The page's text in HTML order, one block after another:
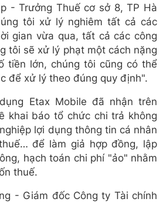
- Trưởng Thuế cơ sở 8, TP Hà
tôi xử lý nghiêm tất cả các
gian vừa qua, tất cả các công
tôi sẽ xử lý phạt một cách nặng
tiền lớn, chúng tôi cũng có thể
để xử lý theo đúng quy định".
Etax Mobile đã nhận trên
khai báo tổ chức chi trả không
lợi dụng thông tin cá nhân
để làm giả hợp đồng, lập
hạch toán chi phí "ảo" nhằm
thuế.
- Giám đốc Công ty Tài chính